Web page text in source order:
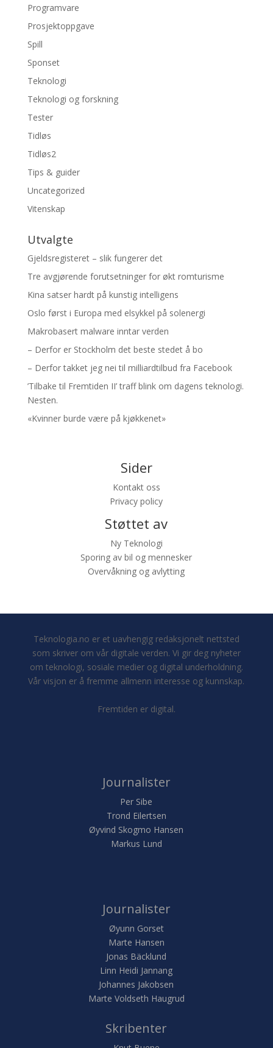
Programvare
Prosjektoppgave
Spill
Sponset
Teknologi
Teknologi og forskning
Tester
Tidløs
Tidløs2
Tips & guider
Uncategorized
Vitenskap
Utvalgte
Gjeldsregisteret – slik fungerer det
Tre avgjørende forutsetninger for økt romturisme
Kina satser hardt på kunstig intelligens
Oslo først i Europa med elsykkel på solenergi
Makrobasert malware inntar verden
– Derfor er Stockholm det beste stedet å bo
– Derfor takket jeg nei til milliardtilbud fra Facebook
’Tilbake til Fremtiden II’ traff blink om dagens teknologi.
Nesten.
«Kvinner burde være på kjøkkenet»
Sider
Kontakt oss
Privacy policy
Støttet av
Ny Teknologi
Sporing av bil og mennesker
Overvåkning og avlytting
Teknologia.no er et uavhengig redaksjonelt nettsted
som skriver om vår digitale verden. Vi gir deg nyheter
om teknologi, sosiale medier og digital underholdning.
Vår visjon er å fremme allmenn interesse og kunnskap.
Fremtiden er digital.
Journalister
Per Sibe
Trond Eilertsen
Øyvind Skogmo Hansen
Markus Lund
Journalister
Øyunn Gorset
Marte Hansen
Jonas Bäcklund
Linn Heidi Jannang
Johannes Jakobsen
Marte Voldseth Haugrud
Skribenter